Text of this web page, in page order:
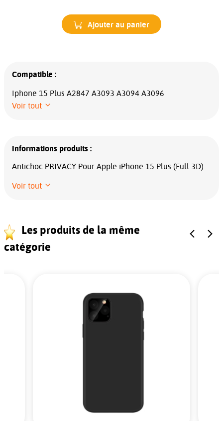
Ajouter au panier
Compatible :
Iphone 15 Plus A2847 A3093 A3094 A3096
Voir tout
Informations produits :
Antichoc PRIVACY Pour Apple iPhone 15 Plus (Full 3D)
Voir tout
Les produits de la même
catégorie